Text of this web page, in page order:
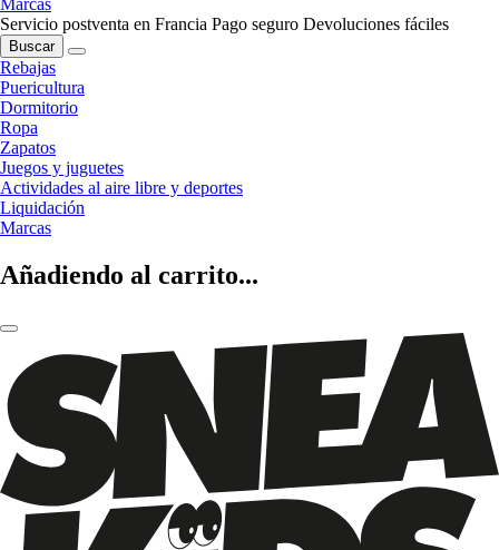
Marcas
Servicio postventa en Francia Pago seguro Devoluciones fáciles
Buscar
Rebajas
Puericultura
Dormitorio
Ropa
Zapatos
Juegos y juguetes
Actividades al aire libre y deportes
Liquidación
Marcas
Añadiendo al carrito...